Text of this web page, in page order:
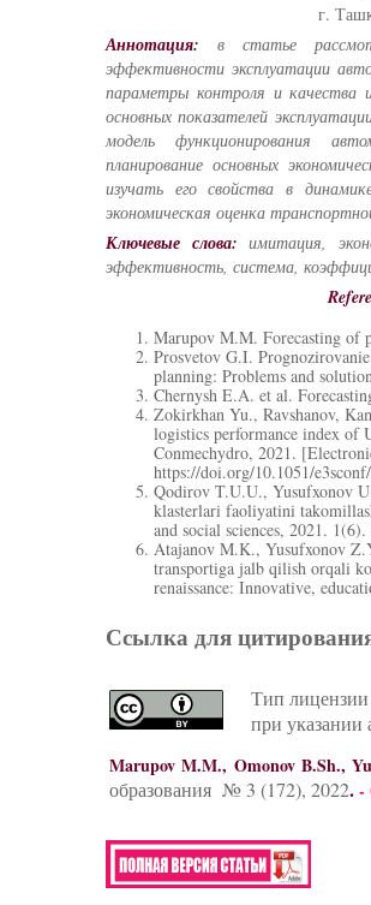
г.
Аннотация: в статье
эффективности эксплуатации
параметры контроля и качества
основных показателей
модель функционирования
планирование основных
изучать его свойства в
экономическая оценка
Ключевые слова: имитация,
эффективность, система,
Marupov M.M. Forecasting of
Prosvetov G.I.
planning: Problems and
Chernysh E.A. et al.
Zokirkhan Yu., Ravshanov,
logistics performance index of
Conmechydro, 2021.
https://doi.org/10.1051/
Qodirov T.U.U., Yusufxonov
klasterlari faoliyatini
and social sciences, 2021.
Atajanov M.K., Yusufxonov
transportiga jalb qilish orqali
renaissance: Innovative,
Ссылка для
Тип лицензии
при указании
Marupov M.M., Omonov B.Sh.,
образования № 3 (172), 2022.-